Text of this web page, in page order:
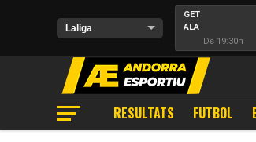
GET
ALA
Ds 19:30h
RESULTATS FUTBOL